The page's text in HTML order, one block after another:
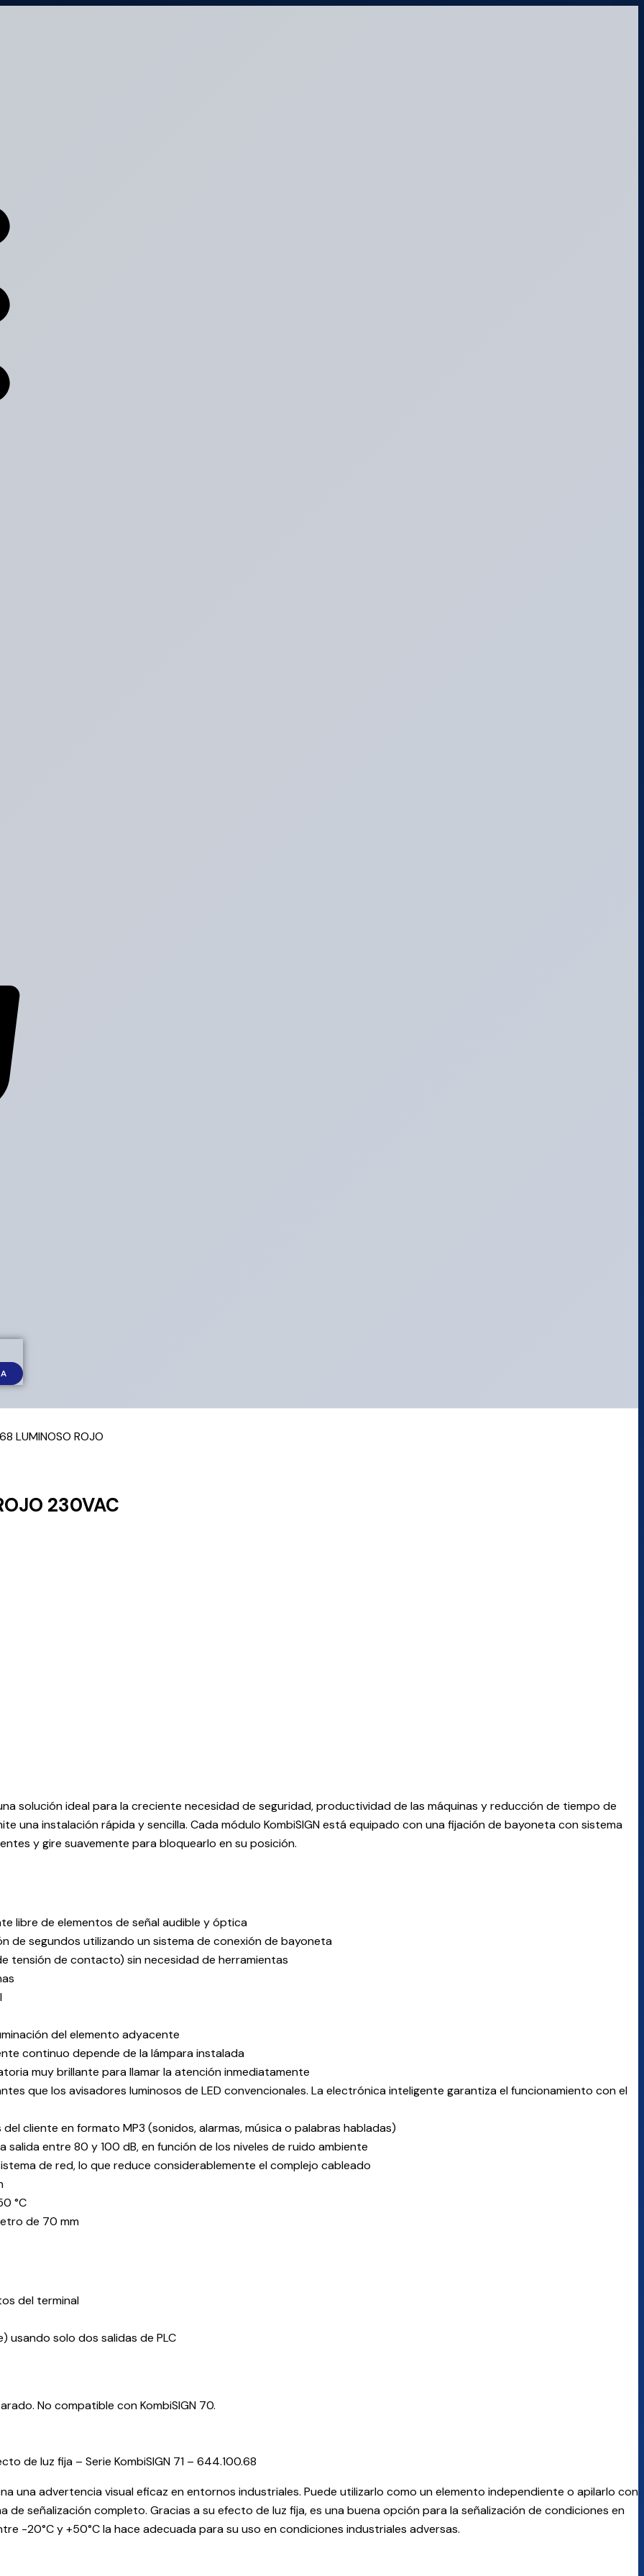
LUMINOSO ROJO
230VAC
solución ideal para la creciente necesidad de seguridad, productividad de las máquinas y reducción de tiempo de
una instalación rápida y sencilla. Cada módulo KombiSIGN está equipado con una fijación de bayoneta con sistema
y gire suavemente para bloquearlo en su posición.
libre de elementos de señal audible y óptica
de segundos utilizando un sistema de conexión de bayoneta
tensión de contacto) sin necesidad de herramientas
del elemento adyacente
continuo depende de la lámpara instalada
muy brillante para llamar la atención inmediatamente
que los avisadores luminosos de LED convencionales. La electrónica inteligente garantiza el funcionamiento con el
cliente en formato MP3 (sonidos, alarmas, música o palabras habladas)
entre 80 y 100 dB, en función de los niveles de ruido ambiente
de red, lo que reduce considerablemente el complejo cableado
°C
de 70 mm
del terminal
usando solo dos salidas de PLC
No compatible con KombiSIGN 70.
de luz fija – Serie KombiSIGN 71 – 644.100.68
una advertencia visual eficaz en entornos industriales. Puede utilizarlo como un elemento independiente o apilarlo con
de señalización completo. Gracias a su efecto de luz fija, es una buena opción para la señalización de condiciones en
-20°C y +50°C la hace adecuada para su uso en condiciones industriales adversas.